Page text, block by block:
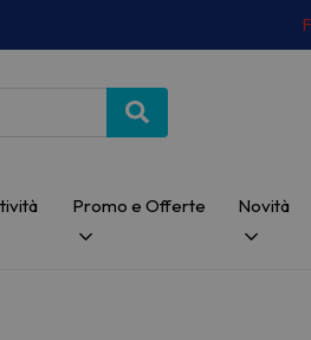
Promo e Offerte Novità